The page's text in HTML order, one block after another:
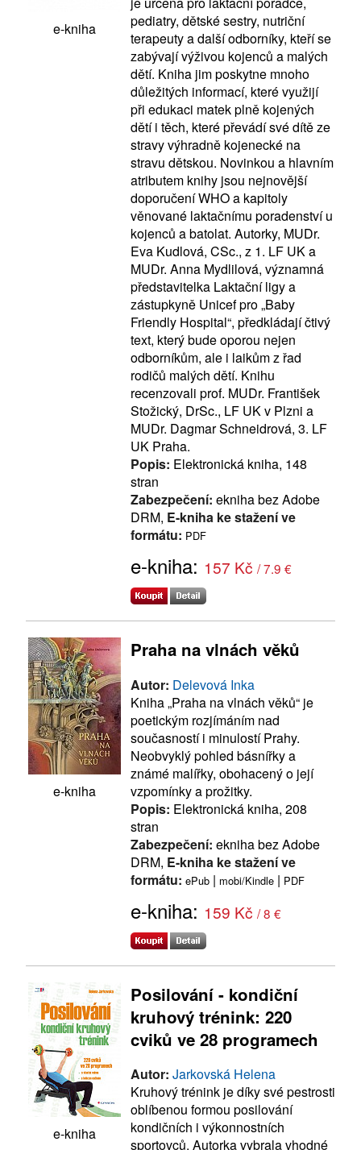
e-kniha
pediatry, dětské sestry, nutriční
terapeuty a další odborníky, kteří se
zabývají výživou kojenců a malých
dětí. Kniha jim poskytne mnoho
důležitých informací, které využijí
při edukaci matek plně kojených
dětí i těch, které převádí své dítě ze
stravy výhradně kojenecké na
stravu dětskou. Novinkou a hlavním
atributem knihy jsou nejnovější
doporučení WHO a kapitoly
věnované laktačnímu poradenství u
kojenců a batolat. Autorky, MUDr.
Eva Kudlová, CSc., z 1. LF UK a
MUDr. Anna Mydlilová, významná
představitelka Laktační ligy a
zástupkyně Unicef pro „Baby
Friendly Hospital“, předkládají čtivý
text, který bude oporou nejen
odborníkům, ale i laikům z řad
rodičů malých dětí. Knihu
recenzovali prof. MUDr. František
Stožický, DrSc., LF UK v Plzni a
MUDr. Dagmar Schneidrová, 3. LF
UK Praha.
Popis: Elektronická kniha, 148
stran
Zabezpečení: ekniha bez Adobe
DRM, E-kniha ke stažení ve
formátu: PDF
e-kniha: 157 Kč / 7.9 €
e-kniha
Praha na vlnách věků
Autor: Delevová Inka
Kniha „Praha na vlnách věků“ je
poetickým rozjímáním nad
současností i minulostí Prahy.
Neobvyklý pohled básnířky a
známé malířky, obohacený o její
vzpomínky a prožitky.
Popis: Elektronická kniha, 208
stran
Zabezpečení: ekniha bez Adobe
DRM, E-kniha ke stažení ve
formátu: ePub | mobi/Kindle | PDF
e-kniha: 159 Kč / 8 €
e-kniha
Posilování - kondiční
kruhový trénink: 220
cviků ve 28 programech
Autor: Jarkovská Helena
Kruhový trénink je díky své pestrosti
oblíbenou formou posilování
kondičních i výkonnostních
sportovců. Autorka vybrala vhodné